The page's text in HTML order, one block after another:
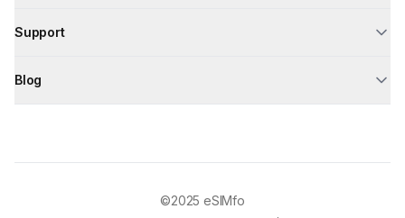
Support
Blog
©2025 eSIMfo